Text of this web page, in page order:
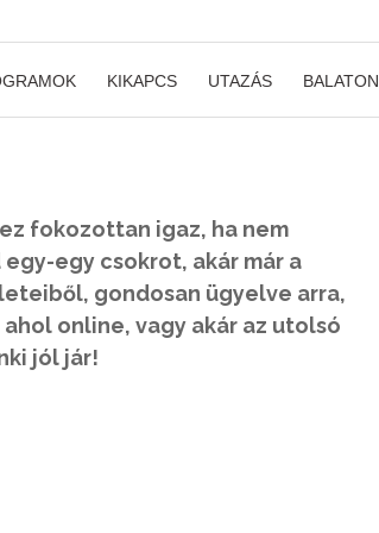
KIKAPCS UTAZÁS BALATON
fokozottan igaz, ha nem
egy csokrot, akár már a
gondosan ügyelve arra,
online, vagy akár az utolsó
jól jár!